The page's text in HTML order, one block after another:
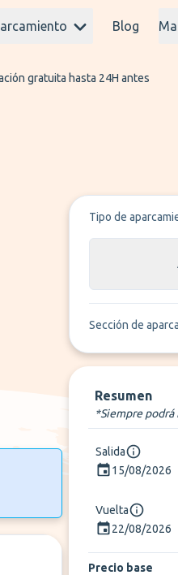
Blog
gratuita hasta 24H antes
Tipo de
Sección de
Resumen
*Siempre podrá
Salida
15/08/2026
Vuelta
22/08/2026
Precio base